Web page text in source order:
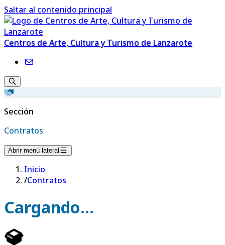
Saltar al contenido principal
Centros de Arte, Cultura y Turismo de Lanzarote
Sección
Contratos
Abrir menú lateral
Inicio
/Contratos
Cargando...